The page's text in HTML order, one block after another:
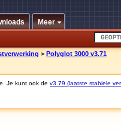
Meer
> Polyglot 3000 v3.71
Je kunt ook de v3.79 (laatste stabiele